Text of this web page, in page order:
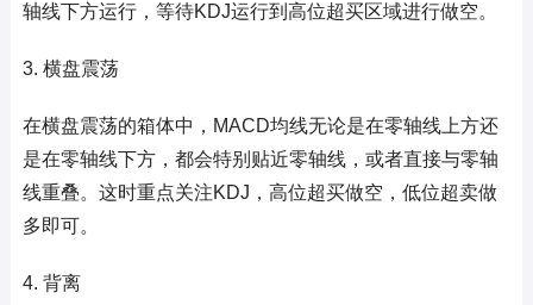
轴线下方运行，等待KDJ运行到高位超买区域进行做空。
3. 横盘震荡
在横盘震荡的箱体中，MACD均线无论是在零轴线上方还
是在零轴线下方，都会特别贴近零轴线，或者直接与零轴
线重叠。这时重点关注KDJ，高位超买做空，低位超卖做
多即可。
4. 背离